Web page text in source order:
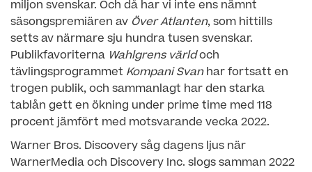
miljon svenskar. Och då har vi inte ens nämnt
säsongspremiären av Över Atlanten, som hittills
setts av närmare sju hundra tusen svenskar.
Publikfavoriterna Wahlgrens världoch
tävlingsprogrammet Kompani Svanhar fortsatt en
trogen publik, och sammanlagt har den starka
tablån gett en ökning under prime time med 118
procent jämfört med motsvarande vecka 2022.
Warner Bros. Discovery såg dagens ljus när
WarnerMedia och Discovery Inc. slogs samman 2022